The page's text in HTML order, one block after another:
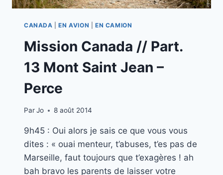
CANADA |EN AVION EN CAMION
Mission Canada // Part.
13 Mont Saint Jean –
Perce
ParJo 8 août 2014
9h45 : Oui alors je sais ce que vous vous
dites : « ouai menteur, t’abuses, t’es pas de
Marseille, faut toujours que t’exagères ! ah
bah bravo les parents de laisser votre